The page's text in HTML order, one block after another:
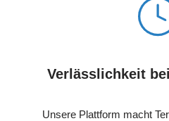
Verlässlichkeit
Unsere Plattform macht